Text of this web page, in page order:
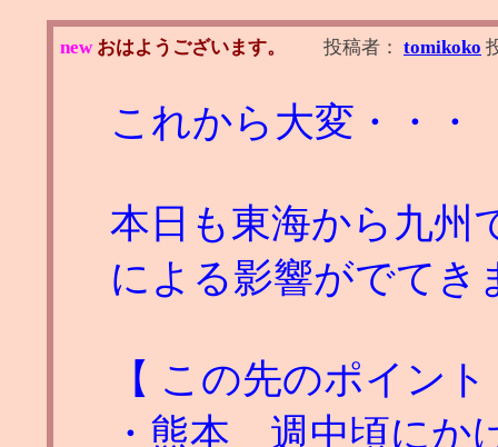
new おはようございます。 投稿者： tomikoko
これから大変・・・
本日も東海から九
による影響がでてき
【 この先のポイント
・熊本 週中頃にか